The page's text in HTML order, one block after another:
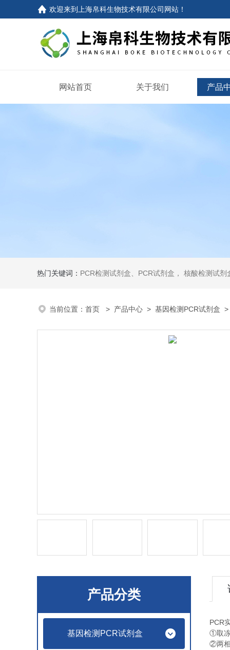
欢迎来到 上海帛科生物技术有限公司网站 ！
网站首页 关于我们 产品
热门关键词： PCR检测试剂盒、PCR试剂盒， 核酸检测试剂盒，荧光定量检测试剂盒，生化试剂盒 ，比色法试剂盒，酶活性检测试剂盒，ELISA试剂盒，酶联免疫检测试剂盒
当前位置： 首页 > 产品中心 > 基因检测PCR试剂盒
产品分类
基因检测PCR试剂盒
PCR
①取
②两